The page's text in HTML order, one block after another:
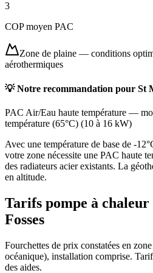
3
COP moyen PAC
Zone de plaine — conditions
aérothermiques
💡 Notre recommandation pour St
PAC Air/Eau haute température —
température (65°C) (10 à 16 kW)
Avec une température de base de -
votre zone nécessite une PAC haute
des radiateurs acier existants. La
en altitude.
Tarifs pompe à chaleur
Fosses
Fourchettes de prix constatées en zone
océanique), installation comprise.
des aides.